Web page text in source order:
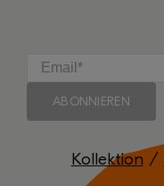
Kollektion /